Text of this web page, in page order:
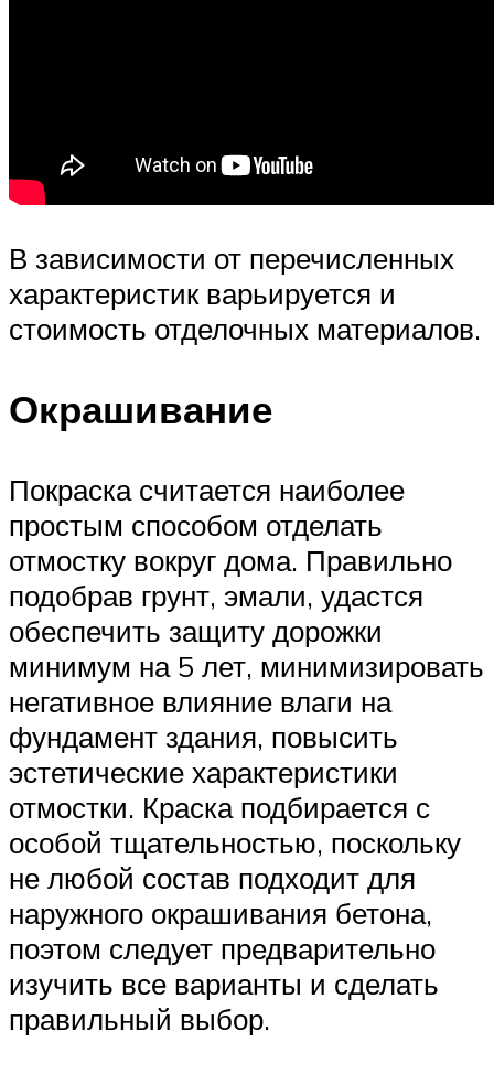
В зависимости от перечисленных
характеристик варьируется и
стоимость отделочных материалов.
Окрашивание
Покраска считается наиболее
простым способом отделать
отмостку вокруг дома. Правильно
подобрав грунт, эмали, удастся
обеспечить защиту дорожки
минимум на 5 лет, минимизировать
негативное влияние влаги на
фундамент здания, повысить
эстетические характеристики
отмостки. Краска подбирается с
особой тщательностью, поскольку
не любой состав подходит для
наружного окрашивания бетона,
поэтом следует предварительно
изучить все варианты и сделать
правильный выбор.